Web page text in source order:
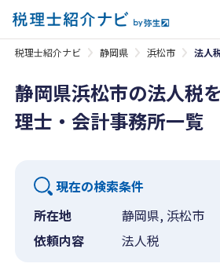
税理士紹介ナビ 静岡県 浜松市 法人
静岡県浜松市の法人税
理士・会計事務所一覧
現在の検索条件
所在地
静岡県, 浜松市
依頼内容
法人税